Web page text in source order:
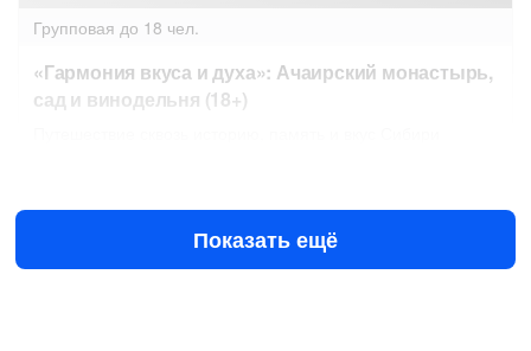
Групповая до 18 чел.
«Гармония вкуса и духа»: Ачаирский монастырь,
сад и винодельня (18+)
3300 ₽за человека
Показать ещё